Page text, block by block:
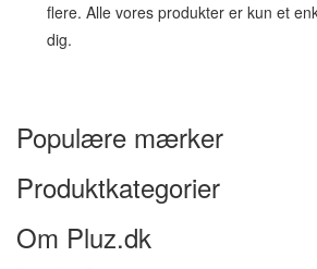
flere. Alle vores produkter er kun et
dig.
Populære mærker
Produktkategorier
Om Pluz.dk